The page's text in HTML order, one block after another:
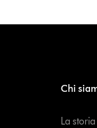
Chi
La